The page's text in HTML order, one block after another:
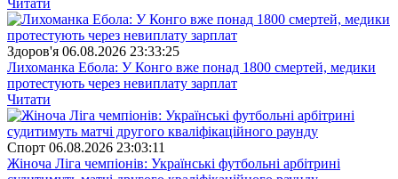
Здоров'я 06.08.2026 23:33:25
Лихоманка Ебола: У Конго вже понад 1800 смертей, медики
протестують через невиплату зарплат
Читати
Спорт 06.08.2026 23:03:11
Жіноча Ліга чемпіонів: Українські футбольні арбітрині